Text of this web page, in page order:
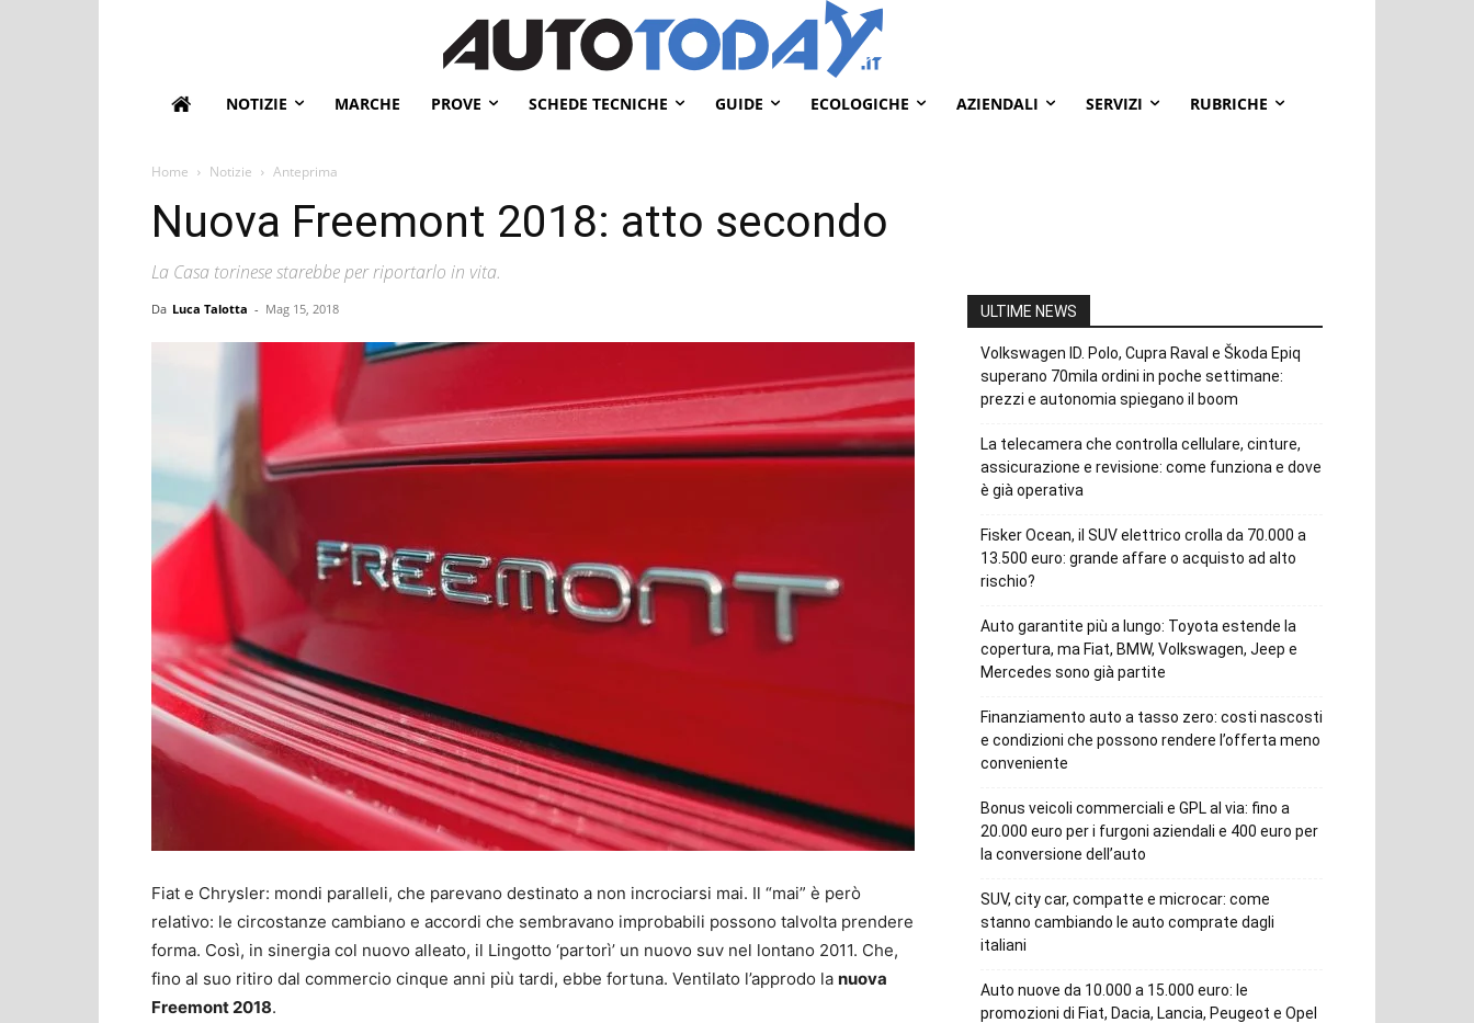
NOTIZIE MARCHE PROVE SCHEDE TECNICHE GUIDE ECOLOGICHE AZIENDALI SERVIZI RUBRICHE
Home Notizie Anteprima
Nuova Freemont 2018: atto secondo
La Casa torinese starebbe per riportarlo in vita.
Da Luca Talotta - Mag 15, 2018
Fiat e Chrysler: mondi paralleli, che parevano destinato a non incrociarsi mai. Il “mai” è però
relativo: le circostanze cambiano e accordi che sembravano improbabili possono talvolta prendere
forma. Così, in sinergia col nuovo alleato, il Lingotto ‘partorì’ un nuovo suv nel lontano 2011. Che,
fino al suo ritiro dal commercio cinque anni più tardi, ebbe fortuna. Ventilato l’approdo la nuova
Freemont 2018.
ULTIME NEWS
Volkswagen ID. Polo, Cupra Raval e Škoda Epiq
superano 70mila ordini in poche settimane:
prezzi e autonomia spiegano il boom
La telecamera che controlla cellulare, cinture,
assicurazione e revisione: come funziona e dove
è già operativa
Fisker Ocean, il SUV elettrico crolla da 70.000 a
13.500 euro: grande affare o acquisto ad alto
rischio?
Auto garantite più a lungo: Toyota estende la
copertura, ma Fiat, BMW, Volkswagen, Jeep e
Mercedes sono già partite
Finanziamento auto a tasso zero: costi nascosti
e condizioni che possono rendere l’offerta meno
conveniente
Bonus veicoli commerciali e GPL al via: fino a
20.000 euro per i furgoni aziendali e 400 euro per
la conversione dell’auto
SUV, city car, compatte e microcar: come
stanno cambiando le auto comprate dagli
italiani
Auto nuove da 10.000 a 15.000 euro: le
promozioni di Fiat, Dacia, Lancia, Peugeot e Opel